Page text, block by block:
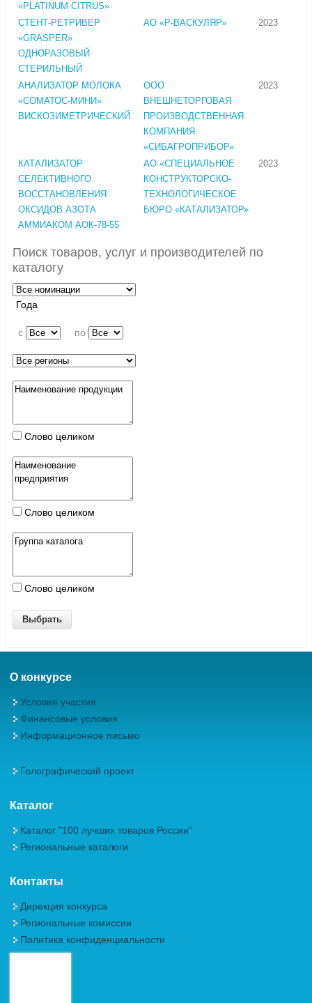
«PLATINUM CITRUS»
СТЕНТ-РЕТРИВЕР
«GRASPER»
ОДНОРАЗОВЫЙ
СТЕРИЛЬНЫЙ
АО «Р-ВАСКУЛЯР» 2023
АНАЛИЗАТОР МОЛОКА
«СОМАТОС-МИНИ»
ВИСКОЗИМЕТРИЧЕСКИЙ
ООО
ВНЕШНЕТОРГОВАЯ
ПРОИЗВОДСТВЕННАЯ
КОМПАНИЯ
«СИБАГРОПРИБОР»
2023
КАТАЛИЗАТОР
СЕЛЕКТИВНОГО
ВОССТАНОВЛЕНИЯ
ОКСИДОВ АЗОТА
АММИАКОМ АОК-78-55
АО «СПЕЦИАЛЬНОЕ
КОНСТРУКТОРСКО-
ТЕХНОЛОГИЧЕСКОЕ
БЮРО «КАТАЛИЗАТОР»
2023
Поиск товаров, услуг и производителей по
каталогу
Года
c по
Слово целиком
Слово целиком
Слово целиком
О конкурсе
Условия участия
Финансовые условия
Информационное письмо
Голографический проект
Каталог
Каталог "100 лучших товаров России"
Региональные каталоги
Контакты
Дирекция конкурса
Региональные комиссии
Политика конфиденциальности